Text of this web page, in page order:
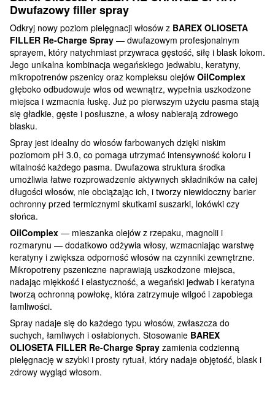
Dwufazowy filler spray
Odkryj nowy poziom pielęgnacji włosów z BAREX OLIOSETA
FILLER Re-Charge Spray — dwufazowym profesjonalnym
sprayem, który natychmiast przywraca gęstość, siłę i blask lokom.
Jego unikalna kombinacja wegańskiego jedwabiu, keratyny,
mikropotrenów pszenicy oraz kompleksu olejów OilComplex
głęboko odbudowuje włos od wewnątrz, wypełnia uszkodzone
miejsca i wzmacnia łuskę. Już po pierwszym użyciu pasma stają
się gładkie, gęste i posłuszne, a włosy nabierają zdrowego
blasku.
Spray jest idealny do włosów farbowanych dzięki niskim
poziomom pH 3.0, co pomaga utrzymać intensywność koloru i
witalność każdego pasma. Dwufazowa struktura środka
umożliwia łatwe rozprowadzenie aktywnych składników na całej
długości włosów, nie obciążając ich, i tworzy niewidoczny barier
ochronny przed termicznymi skutkami suszarki, lokówki czy
słońca.
OilComplex — mieszanka olejów z rzepaku, magnolii i
rozmarynu — dodatkowo odżywia włosy, wzmacniając warstwę
keratyny i zwiększa odporność włosów na czynniki zewnętrzne.
Mikropotreny pszeniczne naprawiają uszkodzone miejsca,
nadając miękkość i elastyczność, a wegański jedwab i keratyna
tworzą ochronną powłokę, która zatrzymuje wilgoć i zapobiega
łamliwości.
Spray nadaje się do każdego typu włosów, zwłaszcza do
suchych, łamliwych i osłabionych. Stosowanie BAREX
OLIOSETA FILLER Re-Charge Spray zamienia codzienną
pielęgnację w szybki i prosty rytuał, który nadaje objętość, blask i
zdrowy wygląd włosom.